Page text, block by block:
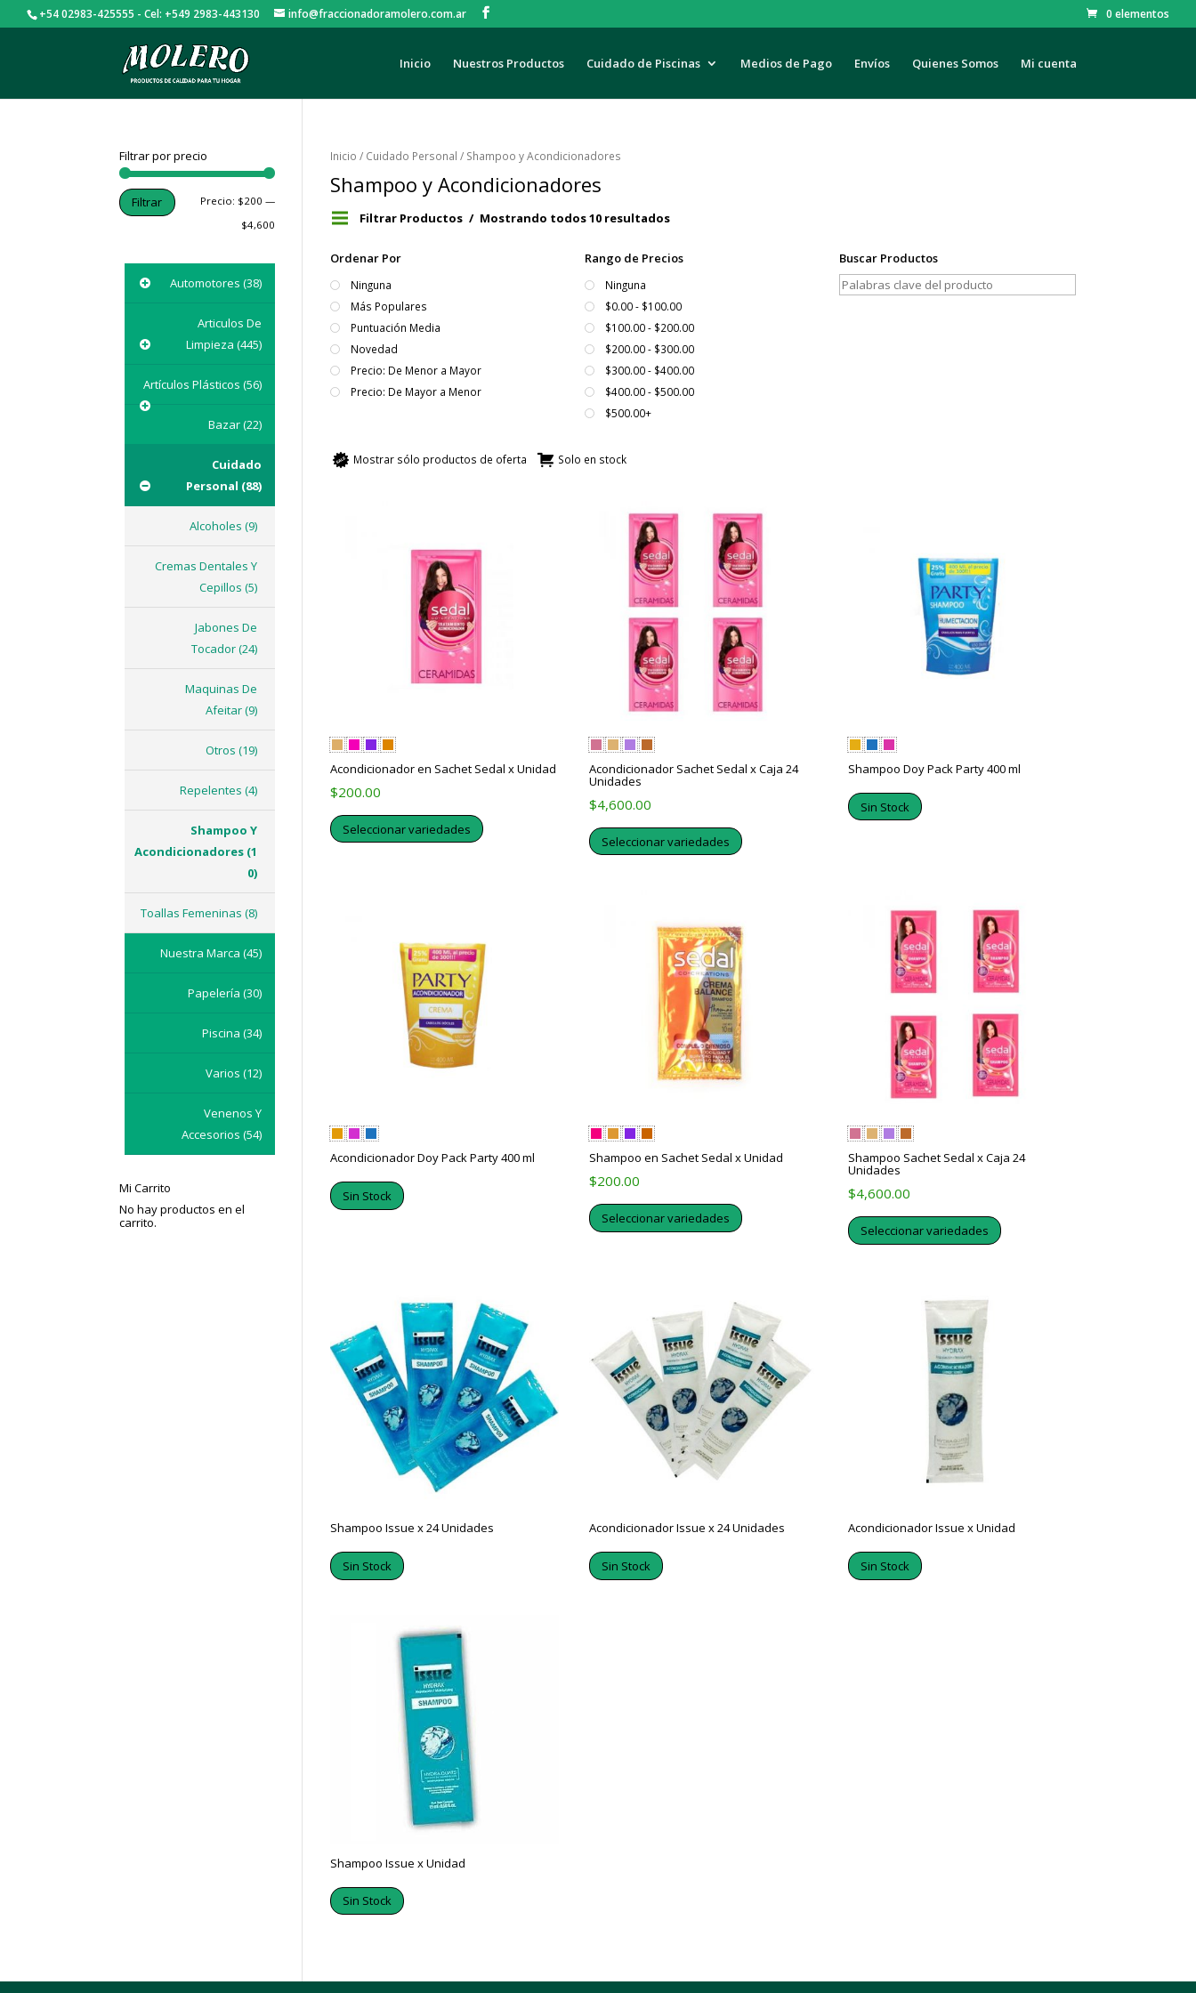
+54 02983-425555 - Cel: +549 2983-443130 info@fraccionadoramolero.com.ar 0 elementos
Inicio Nuestros Productos Cuidado de Piscinas Medios de Pago Envíos Quienes Somos Mi cuenta
Inicio / Cuidado Personal / Shampoo y Acondicionadores
Shampoo y Acondicionadores
Filtrar Productos Mostrando todos 10 resultados
Ordenar Por
Ninguna
Más Populares
Puntuación Media
Novedad
Precio: De Menor a Mayor
Precio: De Mayor a Menor
Rango de Precios
Ninguna
$0.00 - $100.00
$100.00 - $200.00
$200.00 - $300.00
$300.00 - $400.00
$400.00 - $500.00
$500.00+
Buscar Productos
Mostrar sólo productos de oferta Solo en stock
Acondicionador en Sachet Sedal x Unidad
$200.00
Seleccionar variedades
Acondicionador Sachet Sedal x Caja 24
Unidades
$4,600.00
Seleccionar variedades
Shampoo Doy Pack Party 400 ml
Sin Stock
Acondicionador Doy Pack Party 400 ml
Sin Stock
Shampoo en Sachet Sedal x Unidad
$200.00
Seleccionar variedades
Shampoo Sachet Sedal x Caja 24
Unidades
$4,600.00
Seleccionar variedades
Shampoo Issue x 24 Unidades
Sin Stock
Acondicionador Issue x 24 Unidades
Sin Stock
Acondicionador Issue x Unidad
Sin Stock
Shampoo Issue x Unidad
Sin Stock
Filtrar por precio
Filtrar Precio: $200 —
$4,600
Automotores (38)
Articulos De
Limpieza (445)
Artículos Plásticos (56)
Bazar(22)
Cuidado
Personal (88)
Alcoholes (9)
Cremas Dentales Y
Cepillos (5)
Jabones De
Tocador(24)
Maquinas De
Afeitar(9)
Otros (19)
Repelentes (4)
Shampoo Y
Acondicionadores (1
0)
Toallas Femeninas (8)
Nuestra Marca (45)
Papelería (30)
Piscina (34)
Varios (12)
Venenos Y
Accesorios (54)
Mi Carrito
No hay productos en el
carrito.